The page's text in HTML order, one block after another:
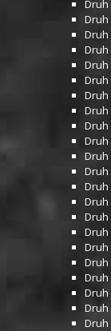
Druh
Druh
Druh
Druh
Druh
Druh
Druh
Druh
Druh
Druh
Druh
Druh
Druh
Druh
Druh
Druh
Druh
Druh
Druh
Druh
Druh
Druh